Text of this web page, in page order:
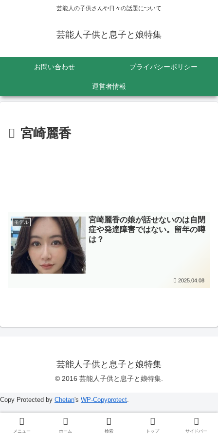
芸能人の子供さんや日々の話題について
芸能人子供と息子と娘特集
お問い合わせ プライバシーポリシー
運営者情報
宮崎麗香
モデル
宮崎麗香の娘が話せないのは自閉
症や発達障害ではない。留年の噂
は？
2025.04.08
芸能人子供と息子と娘特集
© 2016 芸能人子供と息子と娘特集.
メニュー ホーム 検索 トップ サイドバー
Copy Protected by Chetan's WP-Copyprotect